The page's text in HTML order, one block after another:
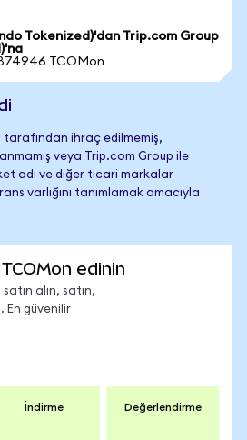
Tokenized)'dan Trip.com Group
TCOMon
tarafından ihraç edilmemiş,
veya Trip.com Group ile
adı ve diğer ticari markalar
varlığını tanımlamak amacıyla
edinin
alın, satın,
En güvenilir
İndirme Değerlendirme